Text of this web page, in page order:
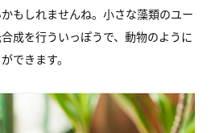
もしれませんね。 小さな藻類のユー
成を行ういっぽうで、 動物のように
できます。